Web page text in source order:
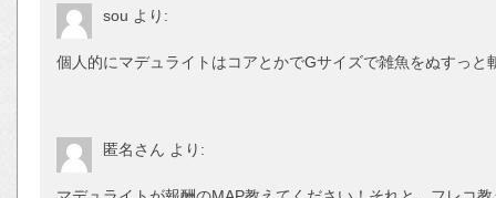
sou より:
個人的にマデュライトはコアとかでGサイズで雑魚をぬすっと
匿名さん より: